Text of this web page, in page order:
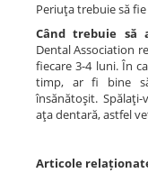
Periuţa trebuie să
Când trebuie să
Dental Association
fiecare 3-4 luni. În
timp, ar fi bine
însănătoşit. Spălaţi-
aţa dentară, astfel
Articole